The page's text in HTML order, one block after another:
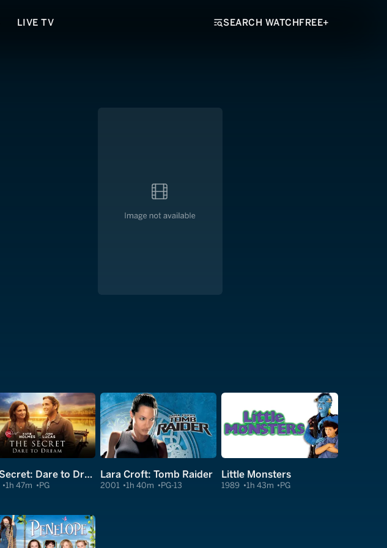
LIVE TV SEARCH WATCHFREE+
The Secret: Dare to Dream
1h 47m PG
Lara Croft: Tomb Raider
2001 1h 40m PG-13
Little Monsters
1989 1h 43m PG